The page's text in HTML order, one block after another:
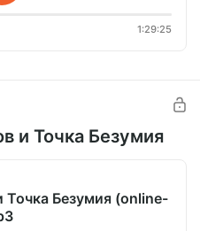
1:29:25
и Точка Безумия
Точка Безумия (online-